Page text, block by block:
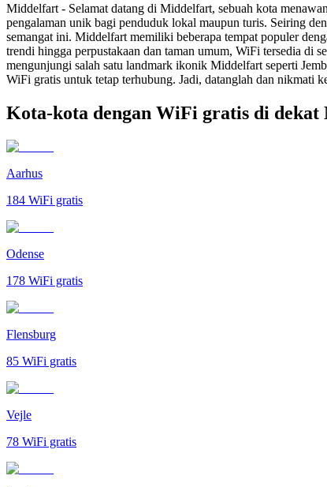
Middelfart - Selamat datang di Middelfart, sebuah kota
pengalaman unik bagi penduduk lokal maupun turis. Seiring
semangat ini. Middelfart memiliki beberapa tempat populer
trendi hingga perpustakaan dan taman umum, WiFi tersedia di
mengunjungi salah satu landmark ikonik Middelfart seperti
WiFi gratis untuk tetap terhubung. Jadi, datanglah dan nikmati
Kota-kota dengan WiFi gratis di
Aarhus
184 WiFi gratis
Odense
178 WiFi gratis
Flensburg
85 WiFi gratis
Vejle
78 WiFi gratis